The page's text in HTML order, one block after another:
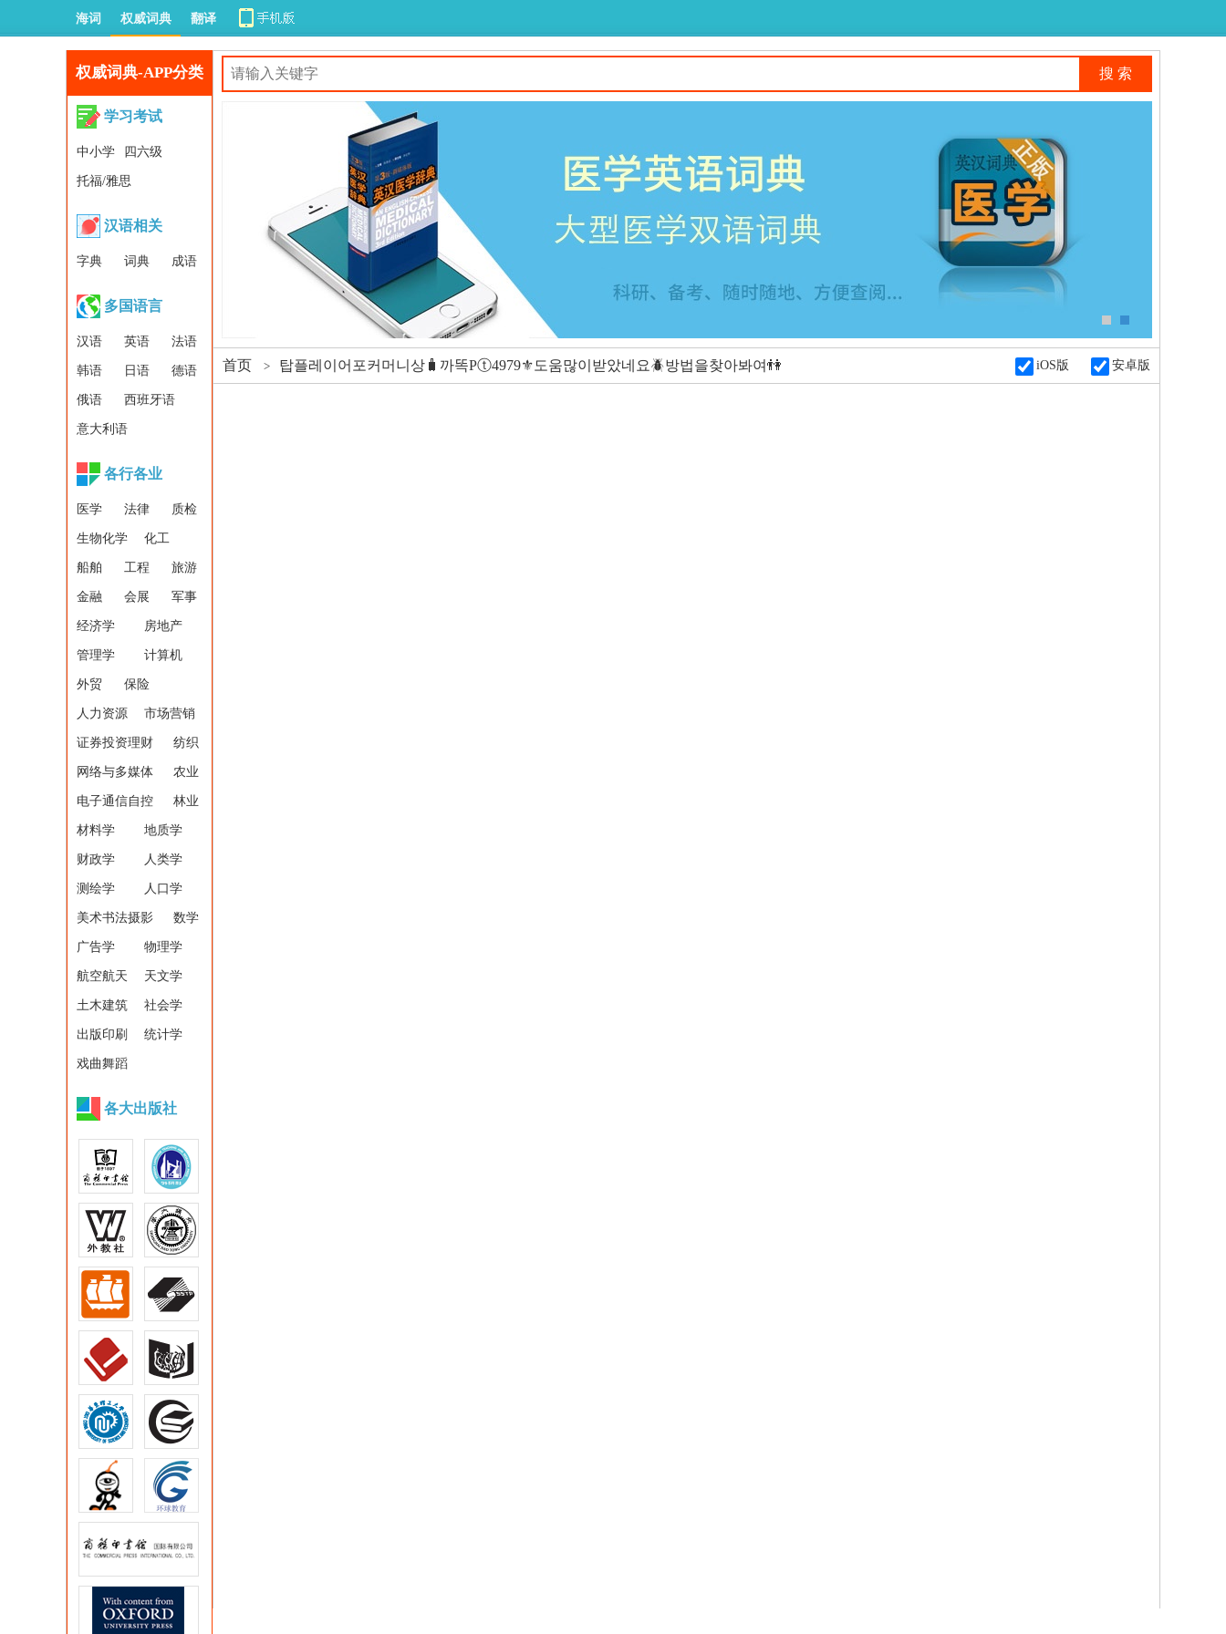
海词 权威词典 翻译
权威词典-APP分类
学习考试
中小学 四六级
托福/雅思
汉语相关
字典 词典 成语
多国语言
汉语 英语 法语
韩语 日语 德语
俄语 西班牙语
意大利语
各行各业
医学 法律 质检
生物化学 化工
船舶 工程 旅游
金融 会展 军事
经济学 房地产
管理学 计算机
外贸 保险
人力资源 市场营销
证券投资理财 纺织
网络与多媒体 农业
电子通信自控 林业
材料学 地质学
财政学 人类学
测绘学 人口学
美术书法摄影 数学
广告学 物理学
航空航天 天文学
土木建筑 社会学
出版印刷 统计学
戏曲舞蹈
各大出版社
首页 > 탑플레이어포커머니상🧳까똑Pⓣ4979⚜도움많이받았네요🪲방법을찾아봐여👫 iOS版 安卓版